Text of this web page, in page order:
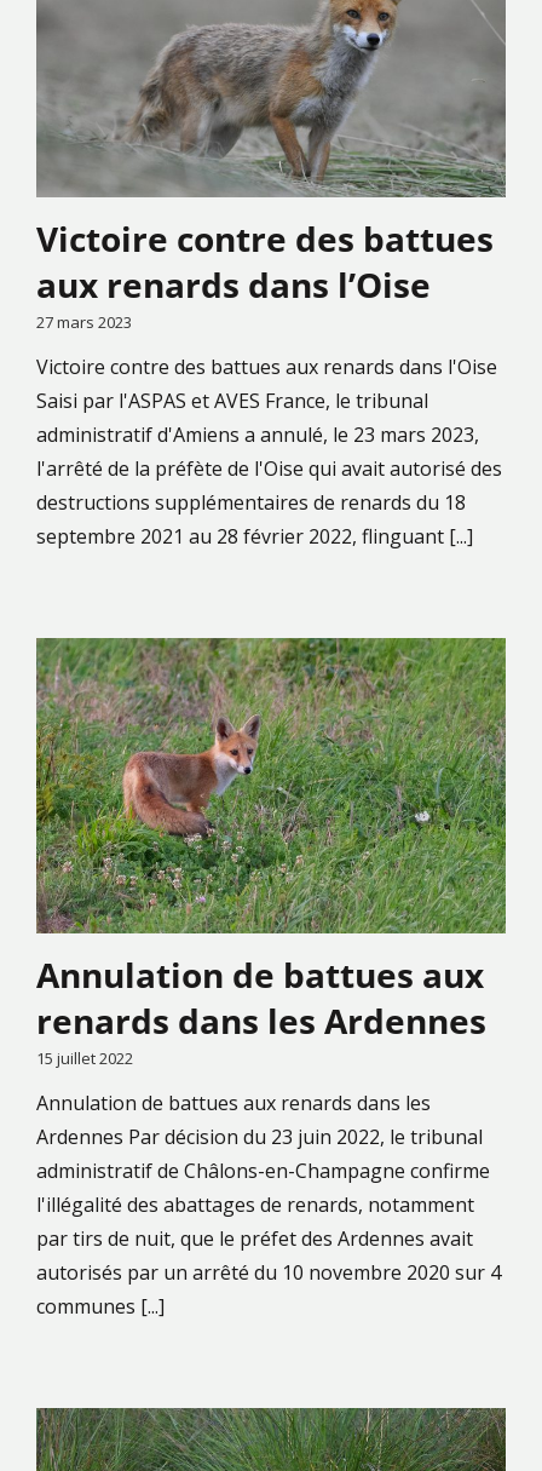
Victoire contre des battues
aux renards dans l’Oise
27 mars 2023
Victoire contre des battues aux renards dans l'Oise
Saisi par l'ASPAS et AVES France, le tribunal
administratif d'Amiens a annulé, le 23 mars 2023,
l'arrêté de la préfète de l'Oise qui avait autorisé des
destructions supplémentaires de renards du 18
septembre 2021 au 28 février 2022, flinguant [...]
Annulation de battues aux
renards dans les Ardennes
15 juillet 2022
Annulation de battues aux renards dans les
Ardennes Par décision du 23 juin 2022, le tribunal
administratif de Châlons-en-Champagne confirme
l'illégalité des abattages de renards, notamment
par tirs de nuit, que le préfet des Ardennes avait
autorisés par un arrêté du 10 novembre 2020 sur 4
communes [...]